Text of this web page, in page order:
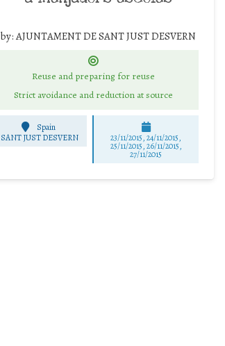
by:AJUNTAMENT DE SANT JUST DESVERN
Reuse and preparing for reuse
Strict avoidance and reduction at source
Spain
SANT JUST DESVERN 23/11/2015, 24/11/2015,
25/11/2015, 26/11/2015,
27/11/2015